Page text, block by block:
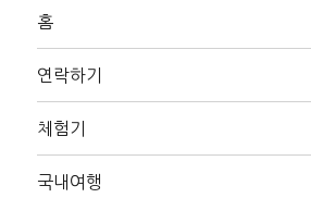
홈
연락하기
체험기
국내여행